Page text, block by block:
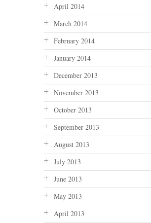
April 2014
March 2014
February 2014
January 2014
December 2013
November 2013
October 2013
September 2013
August 2013
July 2013
June 2013
May 2013
April 2013